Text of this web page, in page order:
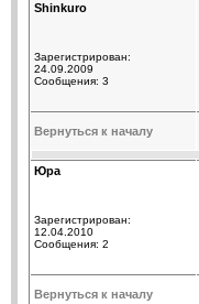
Shinkuro
Зарегистрирован:
24.09.2009
Сообщения: 3
Вернуться к началу
Юрa
Зарегистрирован:
12.04.2010
Сообщения: 2
Вернуться к началу